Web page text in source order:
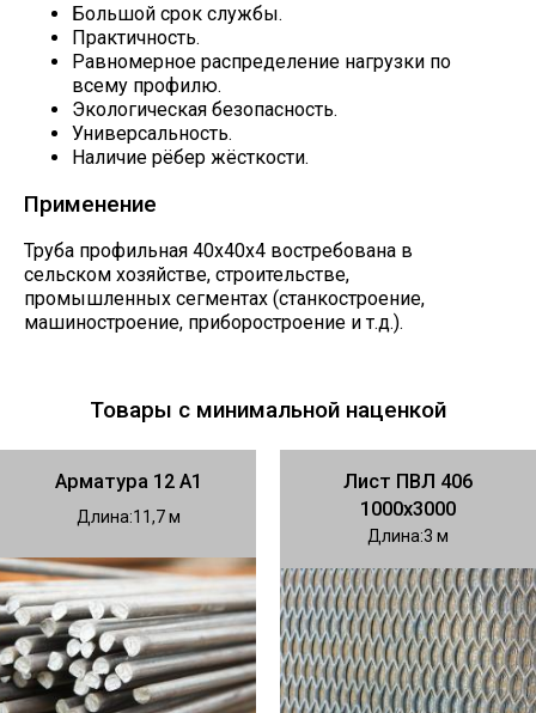
Большой срок службы.
Практичность.
Равномерное распределение нагрузки по
всему профилю.
Экологическая безопасность.
Универсальность.
Наличие рёбер жёсткости.
Применение
Труба профильная 40х40х4 востребована в
сельском хозяйстве, строительстве,
промышленных сегментах (станкостроение,
машиностроение, приборостроение и т.д.).
Товары с минимальной наценкой
Арматура 12 А1
Длина 11,7
Лист ПВЛ 406
1000х3000
Длина 3